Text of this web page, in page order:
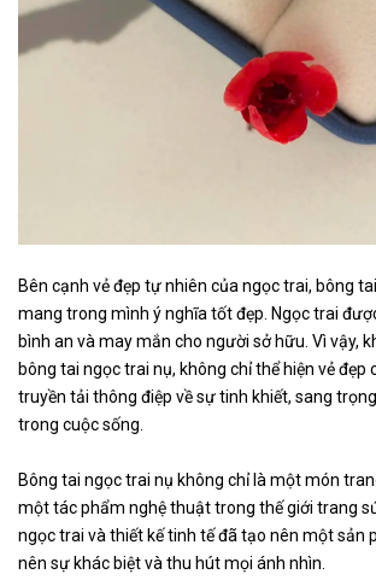
Bên cạnh vẻ đẹp tự nhiên của ngọc trai, bông
mang trong mình ý nghĩa tốt đẹp. Ngọc trai
bình an và may mắn cho người sở hữu. Vì vậy,
bông tai ngọc trai nụ, không chỉ thể hiện vẻ đẹp
truyền tải thông điệp về sự tinh khiết, sang
trong cuộc sống.
Bông tai ngọc trai nụ không chỉ là một món
một tác phẩm nghệ thuật trong thế giới trang
ngọc trai và thiết kế tinh tế đã tạo nên một sản
nên sự khác biệt và thu hút mọi ánh nhìn.